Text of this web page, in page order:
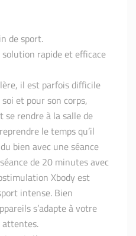
de sport.
rapide et efficace
il est parfois difficile
et pour son corps,
se rendre à la salle de
le temps qu’il
bien avec une séance
de 20 minutes avec
Xbody est
intense. Bien
s’adapte à votre
attentes.